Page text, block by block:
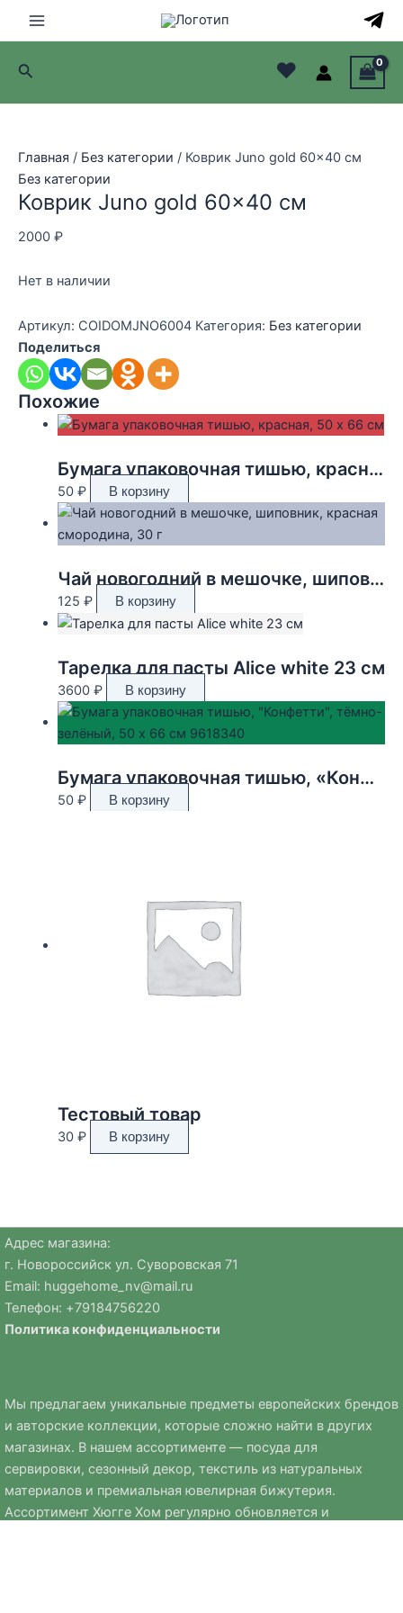
Main
Menu
Поиск ♥
Главная / Без категории / Коврик Juno gold 60×40 см
Без категории
Коврик Juno gold 60×40 см
2000 ₽
Нет в наличии
Артикул: COIDOMJNO6004 Категория: Без категории
Поделиться
Похожие
Бумага упаковочная тишью, красная, 50 х 66 см
50 ₽ В корзину
Чай новогодний в мешочке, шиповник, красная смородина, 30 г
125 ₽ В корзину
Тарелка для пасты Alice white 23 см
3600 ₽ В корзину
Бумага упаковочная тишью, «Конфетти», тёмно-зелёный, 50 х 66 см 9618340
50 ₽ В корзину
Тестовый товар
30 ₽ В корзину
Адрес магазина:
г. Новороссийск ул. Суворовская 71
Email: huggehome_nv@mail.ru
Телефон: +79184756220
Политика конфиденциальности
Мы предлагаем уникальные предметы европейских брендов
и авторские коллекции, которые сложно найти в других
магазинах. В нашем ассортименте — посуда для
сервировки, сезонный декор, текстиль из натуральных
материалов и премиальная ювелирная бижутерия.
Ассортимент Хюгге Хом регулярно обновляется и